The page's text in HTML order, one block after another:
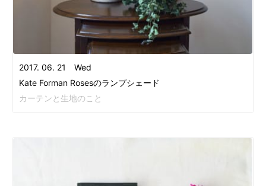
2017. 06. 21 Wed
Kate Forman Rosesのランプシェード
カーテンと生地のこと